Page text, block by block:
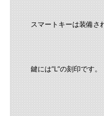
スマートキーは装備さ
鍵には”L”の刻印です。